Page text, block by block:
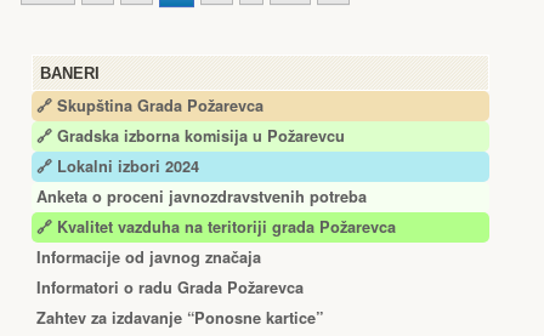
BANERI
🔗 Skupština Grada Požarevca
🔗 Gradska izborna komisija u Požarevcu
🔗 Lokalni izbori 2024
Anketa o proceni javnozdravstvenih potreba
🔗 Kvalitet vazduha na teritoriji grada Požarevca
Informacije od javnog značaja
Informatori o radu Grada Požarevca
Zahtev za izdavanje “Ponosne kartice”